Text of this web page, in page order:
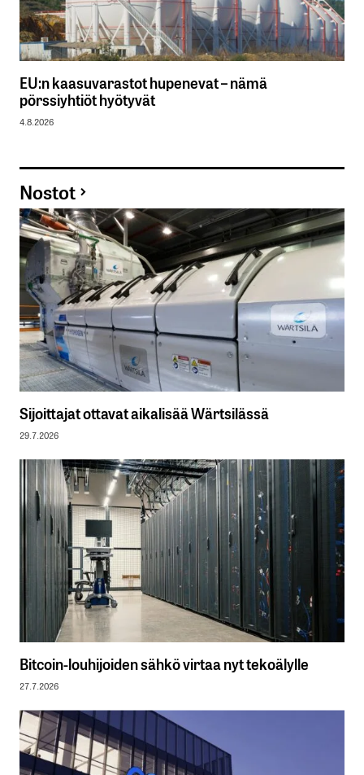
EU:n kaasuvarastot hupenevat – nämä
pörssiyhtiöt hyötyvät
4.8.2026
Nostot
Sijoittajat ottavat aikalisää Wärtsilässä
29.7.2026
Bitcoin-louhijoiden sähkö virtaa nyt tekoälylle
27.7.2026